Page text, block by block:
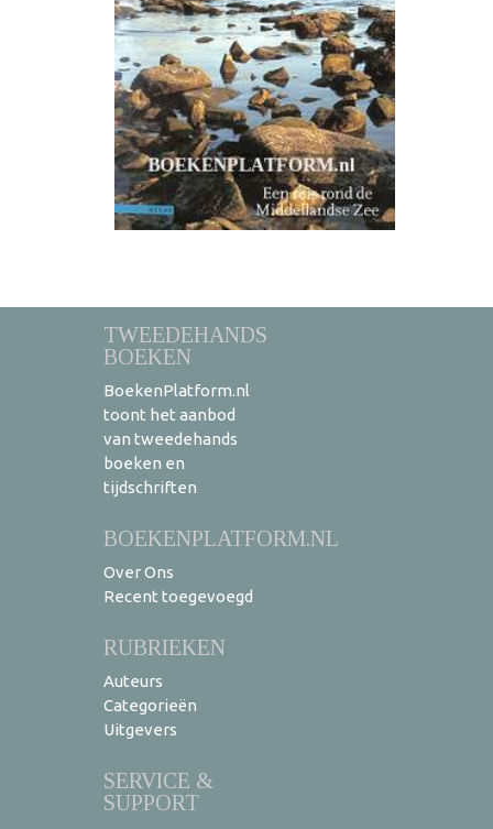
TWEEDEHANDS
BOEKEN
BoekenPlatform.nl
toont het aanbod
van tweedehands
boeken en
tijdschriften
BOEKENPLATFORM.NL
Over Ons
Recent toegevoegd
RUBRIEKEN
Auteurs
Categorieën
Uitgevers
SERVICE &
SUPPORT